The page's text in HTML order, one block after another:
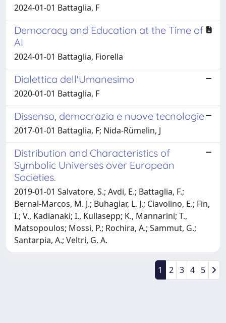
2024-01-01 Battaglia, F
Democracy and Education at the Time of
AI
2024-01-01 Battaglia, Fiorella
Dialettica dell'Umanesimo
2020-01-01 Battaglia, F
Dissenso, democrazia e nuove tecnologie
2017-01-01 Battaglia, F; Nida-Rümelin, J
Distribution and Characteristics of
Symbolic Universes over European
Societies.
2019-01-01 Salvatore, S.; Avdi, E.; Battaglia, F.;
Bernal-Marcos, M. J.; Buhagiar, L. J.; Ciavolino, E.; Fin,
I.; V., Kadianaki; I., Kullasepp; K., Mannarini; T.,
Matsopoulos; Mossi, P.; Rochira, A.; Sammut, G.;
Santarpia, A.; Veltri, G. A.
1 2 3 4 5